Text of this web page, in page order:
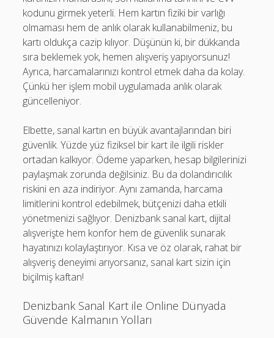
kodunu girmek yeterli. Hem kartın fiziki bir varlığı
olmaması hem de anlık olarak kullanabilmeniz, bu
kartı oldukça cazip kılıyor. Düşünün ki, bir dükkanda
sıra beklemek yok, hemen alışveriş yapıyorsunuz!
Ayrıca, harcamalarınızı kontrol etmek daha da kolay.
Çünkü her işlem mobil uygulamada anlık olarak
güncelleniyor.
Elbette, sanal kartın en büyük avantajlarından biri
güvenlik. Yüzde yüz fiziksel bir kart ile ilgili riskler
ortadan kalkıyor. Ödeme yaparken, hesap bilgilerinizi
paylaşmak zorunda değilsiniz. Bu da dolandırıcılık
riskini en aza indiriyor. Aynı zamanda, harcama
limitlerini kontrol edebilmek, bütçenizi daha etkili
yönetmenizi sağlıyor. Denizbank sanal kart, dijital
alışverişte hem konfor hem de güvenlik sunarak
hayatınızı kolaylaştırıyor. Kısa ve öz olarak, rahat bir
alışveriş deneyimi arıyorsanız, sanal kart sizin için
biçilmiş kaftan!
Denizbank Sanal Kart ile Online Dünyada
Güvende Kalmanın Yolları